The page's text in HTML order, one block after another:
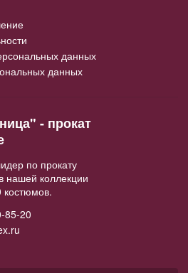
данных
данных
- прокат
по прокату
нашей коллекции
костюмов.
85-20